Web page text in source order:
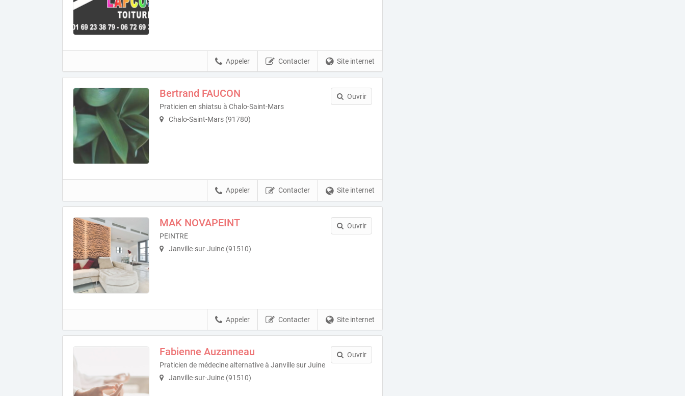
Site internet
Contacter
Appeler
Bertrand FAUCON
Praticien en shiatsu à Chalo-Saint-Mars
Chalo-Saint-Mars (91780)
Ouvrir
Site internet
Contacter
Appeler
MAK NOVAPEINT
PEINTRE
Janville-sur-Juine (91510)
Ouvrir
Site internet
Contacter
Appeler
Fabienne Auzanneau
Praticien de médecine alternative à Janville sur Juine
Janville-sur-Juine (91510)
Ouvrir